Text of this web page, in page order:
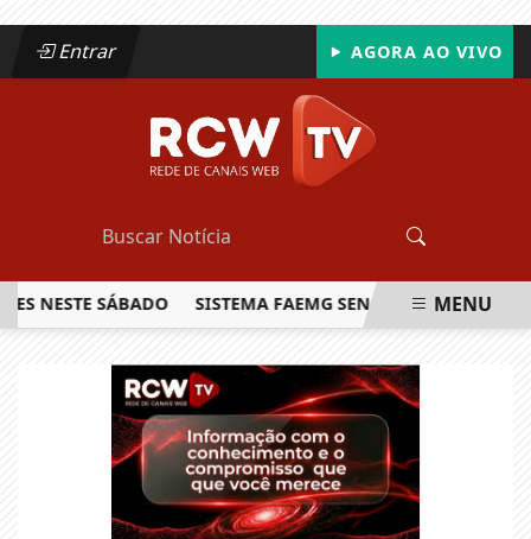
Entrar AGORA AO VIVO
SÁBADO SISTEMA FAEMG SENAR LANÇA O PRIMEIRO
MENU